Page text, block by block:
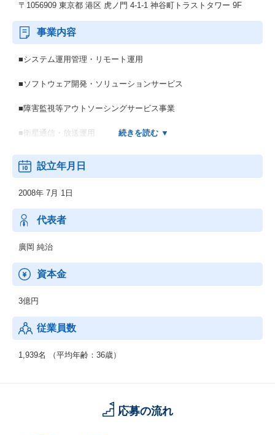
〒1056909 東京都 港区 虎ノ門 4-1-1 神谷町トラストタワー 9F
事業内容
■システム運用管理・リモート運用
■ソフトウェア開発・ソリューションサービス
■障害監視等アウトソーシングサービス事業
■衛星通信・放送運用
■システム運用設計・構築
設立年月日
2008年 7月 1日
代表者
廣岡 純治
資本金
3億円
従業員数
1,939名 （平均年齢：36歳）
応募の流れ